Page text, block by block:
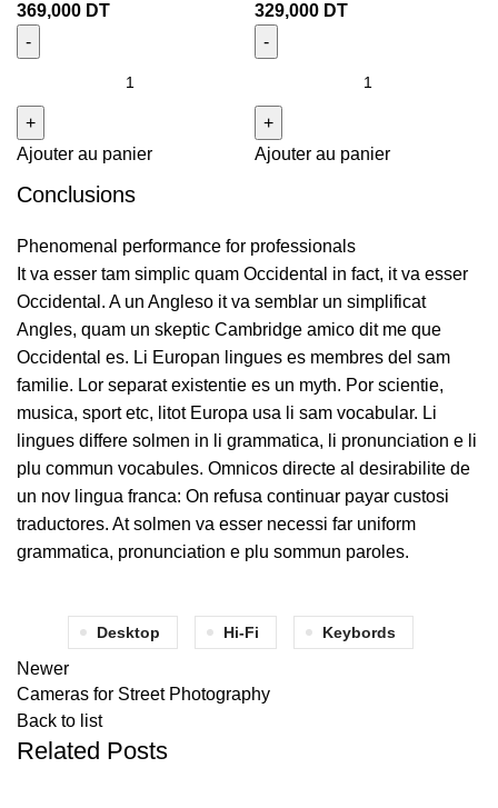
369,000 DT
Ajouter au panier
329,000 DT
Ajouter au panier
Conclusions
Phenomenal performance for professionals
It va esser tam simplic quam Occidental in fact, it va esser
Occidental. A un Angleso it va semblar un simplificat
Angles, quam un skeptic Cambridge amico dit me que
Occidental es. Li Europan lingues es membres del sam
familie. Lor separat existentie es un myth. Por scientie,
musica, sport etc, litot Europa usa li sam vocabular. Li
lingues differe solmen in li grammatica, li pronunciation e li
plu commun vocabules. Omnicos directe al desirabilite de
un nov lingua franca: On refusa continuar payar custosi
traductores. At solmen va esser necessi far uniform
grammatica, pronunciation e plu sommun paroles.
Desktop Hi-Fi Keybords
Newer
Cameras for Street Photography
Back to list
Related Posts